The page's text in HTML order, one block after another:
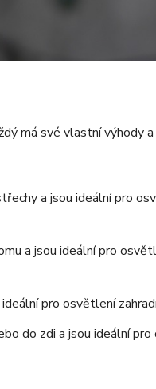
má své vlastní výhody
a jsou ideální pro
a jsou ideální pro
pro osvětlení
do zdi a jsou ideální pro